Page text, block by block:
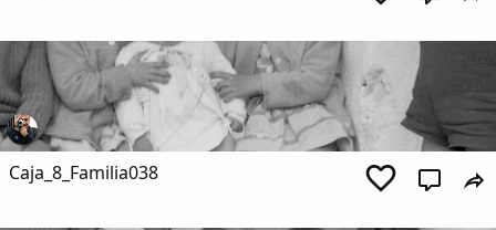
Caja_8_Familia038